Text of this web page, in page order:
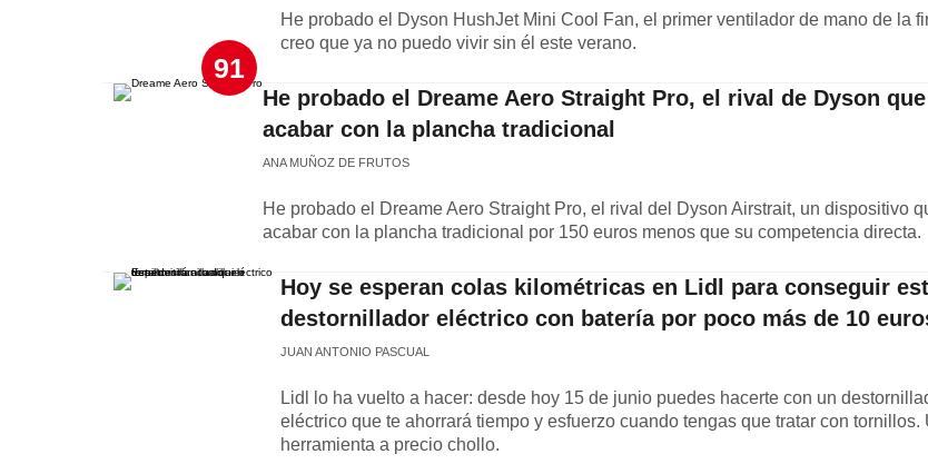
He probado el Dyson HushJet Mini Cool Fan, el primer ventilador de mano de la
creo que ya no puedo vivir sin él este verano.
91
He probado el Dreame Aero Straight Pro, el rival de Dyson
acabar con la plancha tradicional
ANA MUÑOZ DE FRUTOS
He probado el Dreame Aero Straight Pro, el rival del Dyson Airstrait, un dispositivo
acabar con la plancha tradicional por 150 euros menos que su competencia directa.
Hoy se esperan colas kilométricas en Lidl para conseguir
destornillador eléctrico con batería por poco más de 10
JUAN ANTONIO PASCUAL
Lidl lo ha vuelto a hacer: desde hoy 15 de junio puedes hacerte con un
eléctrico que te ahorrará tiempo y esfuerzo cuando tengas que tratar con tornillos.
herramienta a precio chollo.